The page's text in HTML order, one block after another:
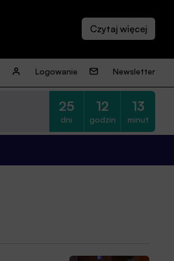
Logowanie Newsletter
25
dni
12
godzin
13
minut